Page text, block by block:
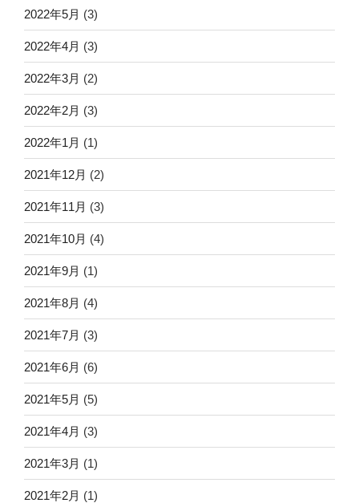
2022年5月 (3)
2022年4月 (3)
2022年3月 (2)
2022年2月 (3)
2022年1月 (1)
2021年12月 (2)
2021年11月 (3)
2021年10月 (4)
2021年9月 (1)
2021年8月 (4)
2021年7月 (3)
2021年6月 (6)
2021年5月 (5)
2021年4月 (3)
2021年3月 (1)
2021年2月 (1)